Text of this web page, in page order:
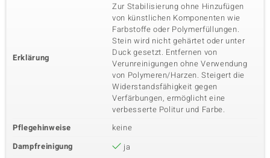
Erklärung
Zur Stabilisierung ohne Hinzufügen
von künstlichen Komponenten wie
Farbstoffe oder Polymerfüllungen.
Stein wird nicht gehärtet oder unter
Duck gesetzt. Entfernen von
Verunreinigungen ohne Verwendung
von Polymeren/Harzen. Steigert die
Widerstandsfähigkeit gegen
Verfärbungen, ermöglicht eine
verbesserte Politur und Farbe.
Pflegehinweise
keine
Dampfreinigung
ja